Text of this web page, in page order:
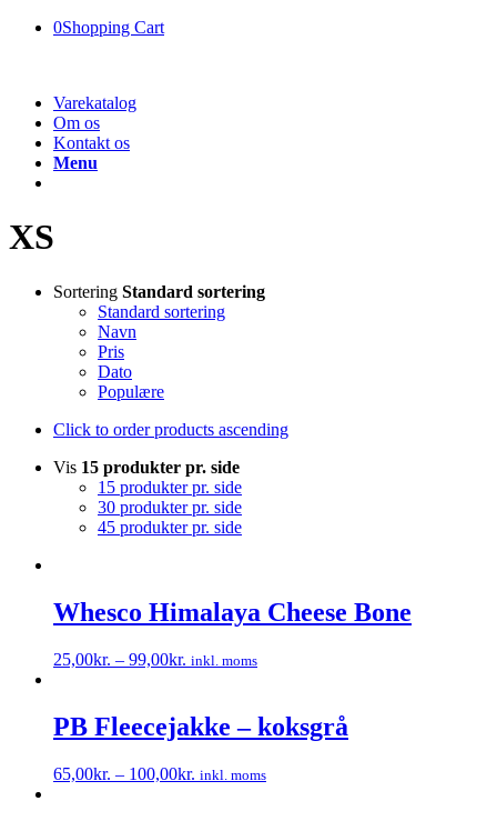
0Shopping Cart
Varekatalog
Om os
Kontakt os
Menu
XS
Sortering Standard sortering
Standard sortering
Navn
Pris
Dato
Populære
Click to order products ascending
Vis 15 produkter pr. side
15 produkter pr. side
30 produkter pr. side
45 produkter pr. side
Whesco Himalaya Cheese Bone
25,00kr. – 99,00kr. inkl. moms
har
flere
Mulighederne
PB Fleecejakke – koksgrå
65,00kr. – 100,00kr. inkl. moms